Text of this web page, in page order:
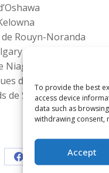
To provide the best
access device
data such as
withdrawing consent,
Accept
Rouyn-Noranda
de Gatineau
de Seattle
Share This Article
Share Share Share